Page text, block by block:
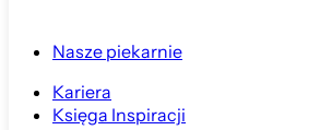
Nasze piekarnie
Kariera
Księga Inspiracji